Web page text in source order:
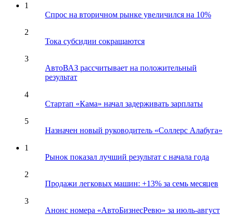
1
Спрос на вторичном рынке увеличился на 10%
2
Тока субсидии сокращаются
3
АвтоВАЗ рассчитывает на положительный
результат
4
Стартап «Кама» начал задерживать зарплаты
5
Назначен новый руководитель «Соллерс Алабуга»
1
Рынок показал лучший результат с начала года
2
Продажи легковых машин: +13% за семь месяцев
3
Анонс номера «АвтоБизнесРевю» за июль-август